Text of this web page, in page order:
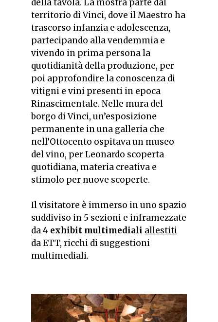
della tavola. La mostra parte dal
territorio di Vinci, dove il Maestro ha
trascorso infanzia e adolescenza,
partecipando alla vendemmia e
vivendo in prima persona la
quotidianità della produzione, per
poi approfondire la conoscenza di
vitigni e vini presenti in epoca
Rinascimentale. Nelle mura del
borgo di Vinci, un’esposizione
permanente in una galleria che
nell’Ottocento ospitava un museo
del vino, per Leonardo scoperta
quotidiana, materia creativa e
stimolo per nuove scoperte.
Il visitatore è immerso in uno spazio
suddiviso in 5 sezioni e inframezzate
da 4 exhibit multimediali allestiti
da ETT, ricchi di suggestioni
multimediali.